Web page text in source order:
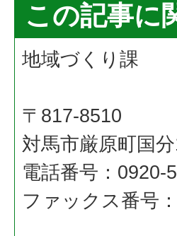
この記事に
地域づくり課
〒817-8510
対馬市厳原町国
電話番号：0920-
ファックス番号